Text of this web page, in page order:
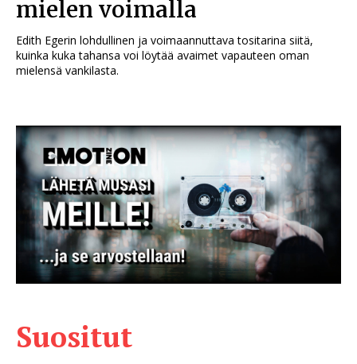
mielen voimalla
Edith Egerin lohdullinen ja voimaannuttava tositarina siitä,
kuinka kuka tahansa voi löytää avaimet vapauteen oman
mielensä vankilasta.
Suositut